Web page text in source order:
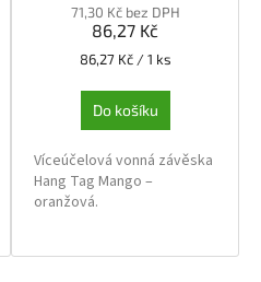
71,30 Kč bez DPH
86,27 Kč
Měrná
86,27 Kč / 1 ks
Do košíku
Víceúčelová vonná závěska
Hang Tag Mango –
oranžová.